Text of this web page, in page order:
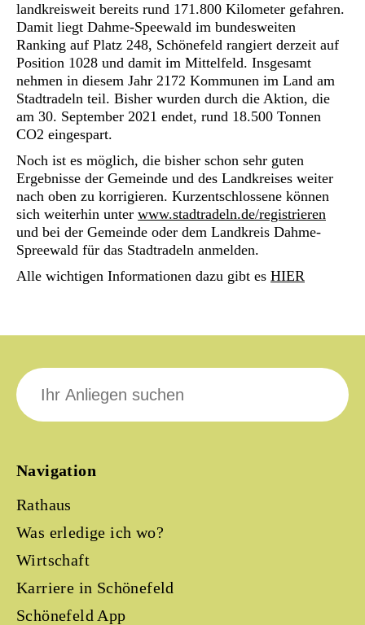
landkreisweit bereits rund 171.800 Kilometer gefahren.
Damit liegt Dahme-Speewald im bundesweiten
Ranking auf Platz 248, Schönefeld rangiert derzeit auf
Position 1028 und damit im Mittelfeld. Insgesamt
nehmen in diesem Jahr 2172 Kommunen im Land am
Stadtradeln teil. Bisher wurden durch die Aktion, die
am 30. September 2021 endet, rund 18.500 Tonnen
CO2 eingespart.
Noch ist es möglich, die bisher schon sehr guten
Ergebnisse der Gemeinde und des Landkreises weiter
nach oben zu korrigieren. Kurzentschlossene können
sich weiterhin unter www.stadtradeln.de/registrieren
und bei der Gemeinde oder dem Landkreis Dahme-
Spreewald für das Stadtradeln anmelden.
Alle wichtigen Informationen dazu gibt es HIER
Navigation
Rathaus
Was erledige ich wo?
Wirtschaft
Karriere in Schönefeld
Schönefeld App
Suche
nach: